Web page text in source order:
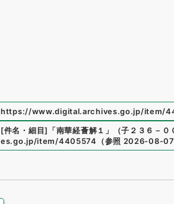
https://www.digital.archives.go.jp/item/
[件名・細目] 「南華経薈解１ 」 （子２３６－
es.go.jp/item/4405574
（参照 2026-08-07